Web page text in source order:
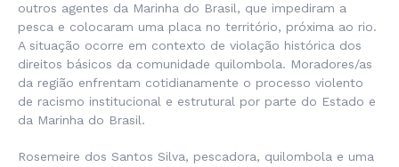
outros agentes da Marinha do Brasil, que impediram a
pesca e colocaram uma placa no território, próxima ao rio.
A situação ocorre em contexto de violação histórica dos
direitos básicos da comunidade quilombola. Moradores/as
da região enfrentam cotidianamente o processo violento
de racismo institucional e estrutural por parte do Estado e
da Marinha do Brasil.
Rosemeire dos Santos Silva, pescadora, quilombola e uma